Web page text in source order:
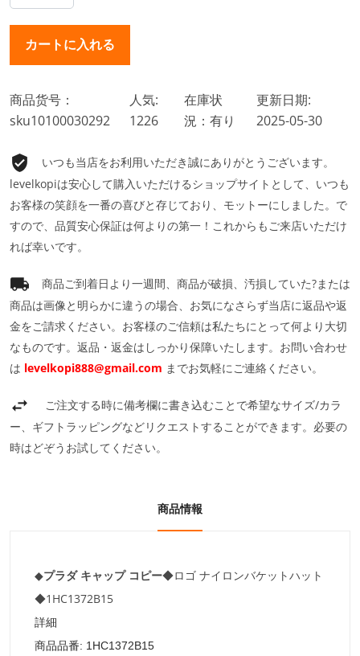
商品货号：
sku10100030292
人気:
1226
在庫状
況：有り
更新日期:
2025-05-30
いつも当店をお利用いただき誠にありがとうございます。
levelkopiは安心して購入いただけるショップサイトとして、いつも
お客様の笑顔を一番の喜びと存じており、モットーにしました。で
すので、品質安心保証は何よりの第一！これからもご来店いただけ
れば幸いです。
商品ご到着日より一週間、商品が破損、汚損していた?または
商品は画像と明らかに違うの場合、お気になさらず当店に返品や返
金をご請求ください。お客様のご信頼は私たちにとって何より大切
なものです。返品・返金はしっかり保障いたします。お問い合わせ
は levelkopi888@gmail.com までお気軽にご連絡ください。
ご注文する時に備考欄に書き込むことで希望なサイズ/カラ
ー、ギフトラッピングなどリクエストすることができます。必要の
時はどぞうお試してください。
商品情報
◆プラダ キャップ コピー◆ロゴ ナイロンバケットハット
◆1HC1372B15
詳細
商品品番: 1HC1372B15